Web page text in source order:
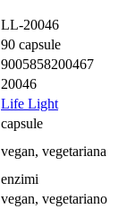
LL-20046
90 capsule
9005858200467
20046
Life Light
capsule
vegan, vegetariana
enzimi
vegan, vegetariano